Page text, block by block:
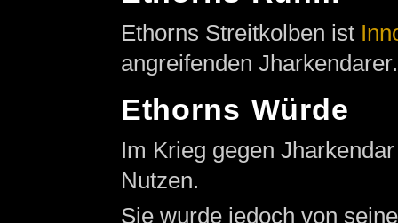
Ethorns Streitkolben ist
angreifenden Jharkendarer.
Ethorns Würde
Im Krieg gegen
Nutzen.
Sie wurde jedoch von